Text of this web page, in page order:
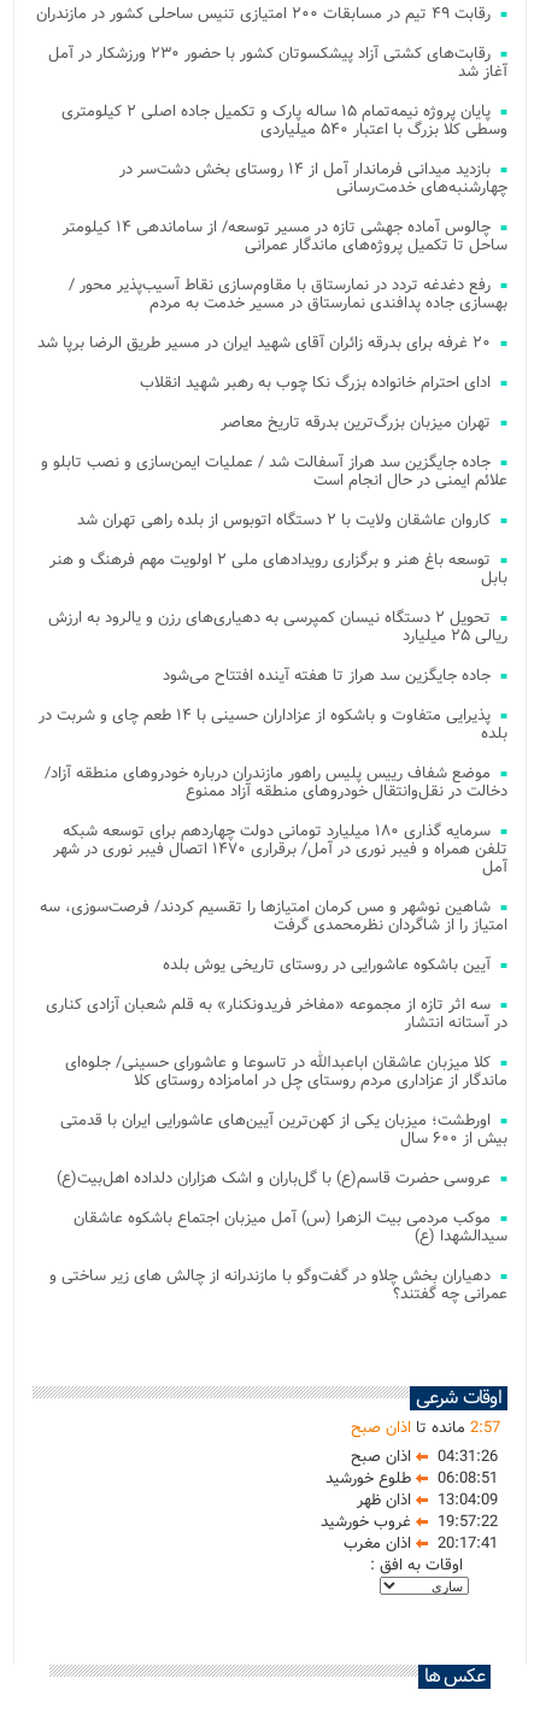
رقابت ۴۹ تیم در مسابقات ۲۰۰ امتیازی تنیس ساحلی کشور در مازندران
رقابت‌های کشتی آزاد پیشکسوتان کشور با حضور ۲۳۰ ورزشکار در آمل
آغاز شد
پایان پروژه نیمه‌تمام ۱۵ ساله پارک و تکمیل جاده اصلی ۲ کیلومتری
وسطی کلا بزرگ با اعتبار ۵۴۰ میلیاردی
بازدید میدانی فرماندار آمل از ۱۴ روستای بخش دشت‌سر در
چهارشنبه‌های خدمت‌رسانی
چالوس آماده جهشی تازه در مسیر توسعه/ از ساماندهی ۱۴ کیلومتر
ساحل تا تکمیل پروژه‌های ماندگار عمرانی
رفع دغدغه تردد در نمارستاق با مقاوم‌سازی نقاط آسیب‌پذیر محور /
بهسازی جاده پدافندی نمارستاق در مسیر خدمت به مردم
۲۰ غرفه برای بدرقه زائران آقای شهید ایران در مسیر طریق الرضا برپا شد
ادای احترام خانواده بزرگ نکا چوب به رهبر شهید انقلاب
تهران میزبان بزرگ‌ترین بدرقه تاریخ معاصر
جاده جایگزین سد هراز آسفالت شد / عملیات ایمن‌سازی و نصب تابلو و
علائم ایمنی در حال انجام است
کاروان عاشقان ولایت با ۲ دستگاه اتوبوس از بلده راهی تهران شد
توسعه باغ هنر و برگزاری رویدادهای ملی ۲ اولویت مهم فرهنگ و هنر
بابل
تحویل ۲ دستگاه نیسان کمپرسی به دهیاری‌های رزن و یالرود به ارزش
ریالی ۲۵ میلیارد
جاده جایگزین سد هراز تا هفته آینده افتتاح می‌شود
پذیرایی متفاوت و باشکوه از عزاداران حسینی با ۱۴ طعم چای و شربت در
بلده
موضع شفاف رییس پلیس راهور مازندران درباره خودروهای منطقه آزاد/
دخالت در نقل‌وانتقال خودروهای منطقه آزاد ممنوع
سرمایه گذاری ۱۸۰ میلیارد تومانی دولت چهاردهم برای توسعه شبکه
تلفن همراه و فیبر نوری در آمل/ برقراری ۱۴۷۰ اتصال فیبر نوری در شهر
آمل
شاهین نوشهر و مس کرمان امتیازها را تقسیم کردند/ فرصت‌سوزی، سه
امتیاز را از شاگردان نظرمحمدی گرفت
آیین باشکوه عاشورایی در روستای تاریخی یوش بلده
سه اثر تازه از مجموعه «مفاخر فریدونکنار» به قلم شعبان آزادی کناری
در آستانه انتشار
کلا میزبان عاشقان اباعبدالله در تاسوعا و عاشورای حسینی/ جلوه‌ای
ماندگار از عزاداری مردم روستای چل در امامزاده روستای کلا
اورطشت؛ میزبان یکی از کهن‌ترین آیین‌های عاشورایی ایران با قدمتی
بیش از ۶۰۰ سال
عروسی حضرت قاسم(ع) با گل‌باران و اشک هزاران دلداده اهل‌بیت(ع)
موکب مردمی بیت‌ الزهرا (س) آمل میزبان اجتماع باشکوه عاشقان
سیدالشهدا (ع)
دهیاران بخش چلاو در گفت‌وگو با مازندرانه از چالش های زیر ساختی و
عمرانی چه گفتند؟
اوقات شرعی
2:57 مانده تا اذان صبح
04:31:26
اذان صبح
06:08:51
طلوع خورشید
13:04:09
اذان ظهر
19:57:22
غروب خورشید
20:17:41
اذان مغرب
اوقات به افق :
عکس ها